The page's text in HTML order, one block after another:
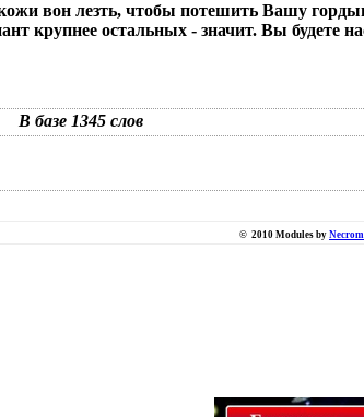
кожи вон лезть, чтобы потешить Вашу
крупнее остальных - значит. Вы
В базе 1345 слов
© 2010 Modules by Necrom